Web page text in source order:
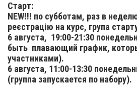
Старт:
NEW!!! по субботам, раз в
реєстрацію на курс, група
6 августа, 19:00-21:30
быть плавающий график,
участниками).
6 августа, 11:00-13:30
(группа запускается по набору).